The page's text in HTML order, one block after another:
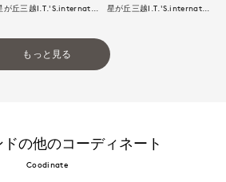
もっと見る
の他のコーディネート
Coodinate